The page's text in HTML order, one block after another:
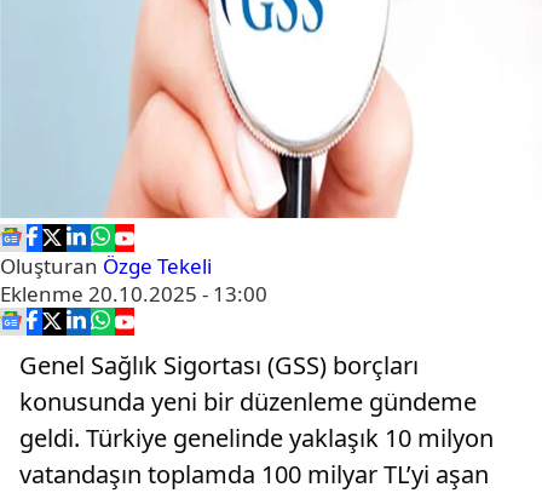
Oluşturan Özge Tekeli
Eklenme 20.10.2025 - 13:00
Genel Sağlık Sigortası (GSS) borçları
konusunda yeni bir düzenleme gündeme
geldi. Türkiye genelinde yaklaşık 10 milyon
vatandaşın toplamda 100 milyar TL’yi aşan